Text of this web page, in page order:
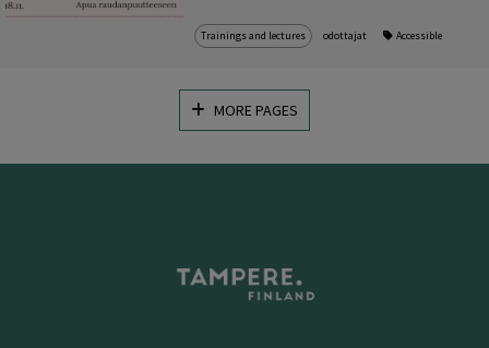
Trainings and lectures odottajat Accessible
MORE PAGES